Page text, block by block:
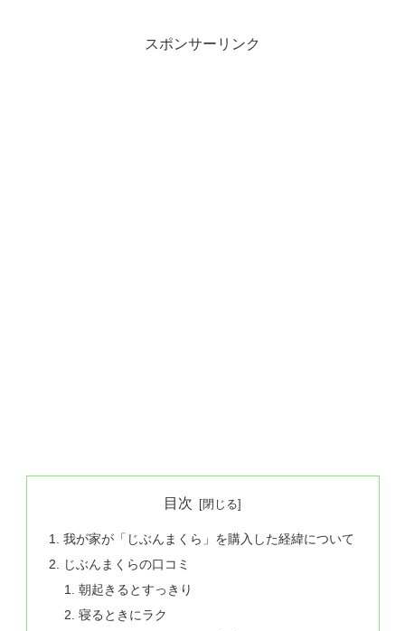
スポンサーリンク
目次
我が家が「じぶんまくら」を購入した経緯について
じぶんまくらの口コミ
朝起きるとすっきり
寝るときにラク